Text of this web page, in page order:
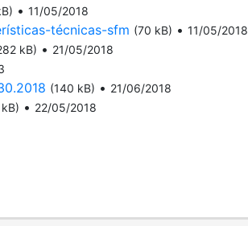
• 11/05/2018
técnicas-sfm (70 kB) • 11/05/2018
kB) • 21/05/2018
(140 kB) • 21/06/2018
• 22/05/2018